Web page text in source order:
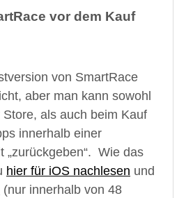
vor dem Kauf
von SmartRace
aber man kann sowohl
als auch beim Kauf
innerhalb einer
„zurückgeben“. Wie das
hier für iOS nachlesen und
(nur innerhalb von 48